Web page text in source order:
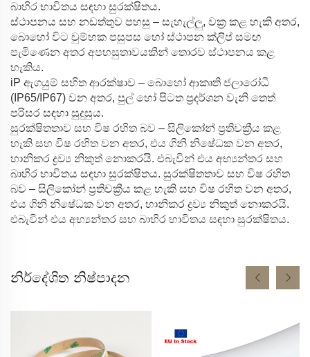
බාහිර භාවිතය සඳහා සුරක්ෂිතය.
ස්ථාපනය සහ නඩත්තුව පහසු – සැහැල්ලු, වක්‍ර කළ හැකි අතර,
බොහෝ විට චුම්භක පසුපස හෝ ස්ථාපන ක්ලිප් සමඟ
පැමිණෙන අතර අපහසුතාවයකින් තොරව ස්ථාපනය කළ
හැකිය.
iP ඇගයුම් සහිත ආරක්ෂාව – බොහෝ ආකෘති ජලාරෝධී
(IP65/IP67) වන අතර, පුල් හෝ පිටත ප්‍රදර්ශන වැනි තෙත්
පරිසර සඳහා සුදුසුය.
සුරක්ෂිතතාව සහ විෂ රහිත බව – සිලිකෝන් ප්‍රතිචක්‍රීය කළ
හැකි සහ විෂ රහිත වන අතර, එය ගිනි නිෂේධක වන අතර,
හානිකර ද්‍රව්‍ය නිකුත් නොකරයි. එබැවින් එය අභ්‍යන්තර සහ
බාහිර භාවිතය සඳහා සුරක්ෂිතය. සුරක්ෂිතතාව සහ විෂ රහිත
බව – සිලිකෝන් ප්‍රතිචක්‍රීය කළ හැකි සහ විෂ රහිත වන අතර,
එය ගිනි නිෂේධක වන අතර, හානිකර ද්‍රව්‍ය නිකුත් නොකරයි.
එබැවින් එය අභ්‍යන්තර සහ බාහිර භාවිතය සඳහා සුරක්ෂිතය.
නිර්දේශිත නිෂ්පාදන